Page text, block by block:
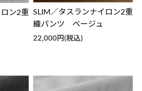
ン2重 SLIM／タスランナイロン2重
織パンツ ベージュ
22,000円(税込)